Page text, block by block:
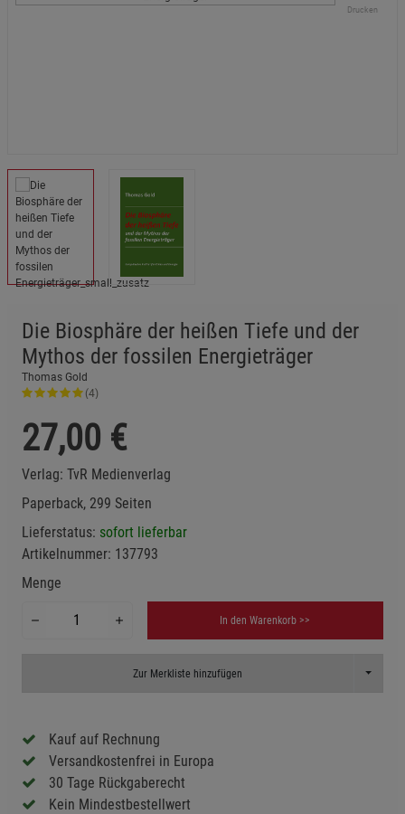
Drucken
Die Biosphäre der heißen Tiefe und der
Mythos der fossilen Energieträger
Thomas Gold
(4)
27,00 €
Verlag: TvR Medienverlag
Paperback, 299 Seiten
Lieferstatus: sofort lieferbar
Artikelnummer: 137793
Menge
In den Warenkorb >>
Zur Merkliste hinzufügen Toggle
Kauf auf Rechnung
Versandkostenfrei in Europa
30 Tage Rückgaberecht
Kein Mindestbestellwert